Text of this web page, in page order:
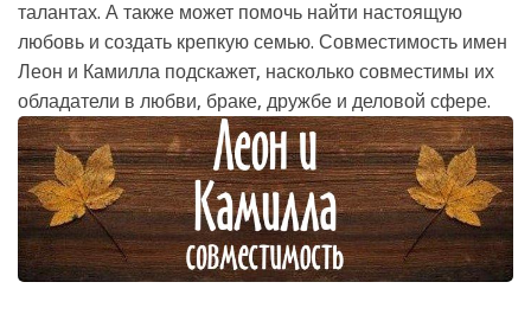
талантах. А также может помочь найти настоящую
любовь и создать крепкую семью. Совместимость имен
Леон и Камилла подскажет, насколько совместимы их
обладатели в любви, браке, дружбе и деловой сфере.